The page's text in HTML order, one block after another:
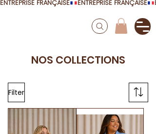
ENTREPRISE FRANÇAISE
NOS COLLECTIONS
Filter